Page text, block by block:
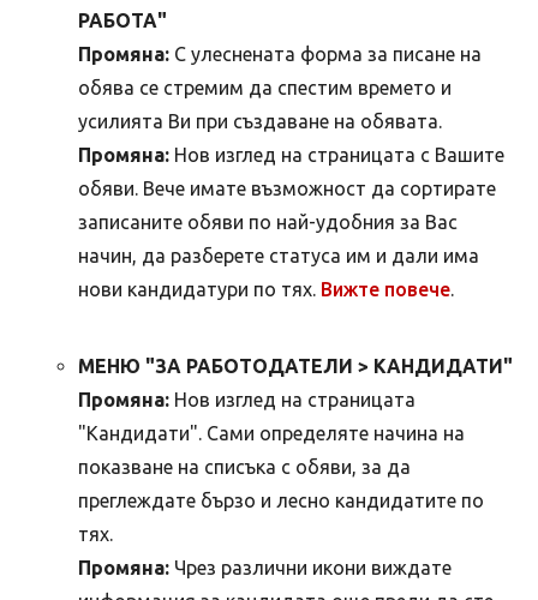
РАБОТА"
Промяна: С улеснената форма за писане на
обява се стремим да спестим времето и
усилията Ви при създаване на обявата.
Промяна: Нов изглед на страницата с Вашите
обяви. Вече имате възможност да сортирате
записаните обяви по най-удобния за Вас
начин, да разберете статуса им и дали има
нови кандидатури по тях. Вижте повече.
МЕНЮ "ЗА РАБОТОДАТЕЛИ > КАНДИДАТИ"
Промяна: Нов изглед на страницата
"Кандидати". Сами определяте начина на
показване на списъка с обяви, за да
преглеждате бързо и лесно кандидатите по
тях.
Промяна: Чрез различни икони виждате